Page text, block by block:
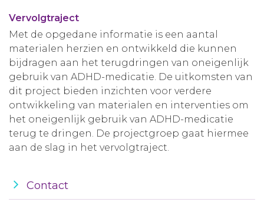
Vervolgtraject
Met de opgedane informatie is een aantal
materialen herzien en ontwikkeld die kunnen
bijdragen aan het terugdringen van oneigenlijk
gebruik van ADHD-medicatie. De uitkomsten van
dit project bieden inzichten voor verdere
ontwikkeling van materialen en interventies om
het oneigenlijk gebruik van ADHD-medicatie
terug te dringen. De projectgroep gaat hiermee
aan de slag in het vervolgtraject.
Contact